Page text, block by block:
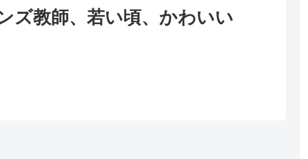
ズ教師、若い頃、かわいい